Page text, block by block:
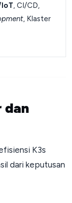
, CI/CD,
, Klaster
dan
K3s
dari keputusan